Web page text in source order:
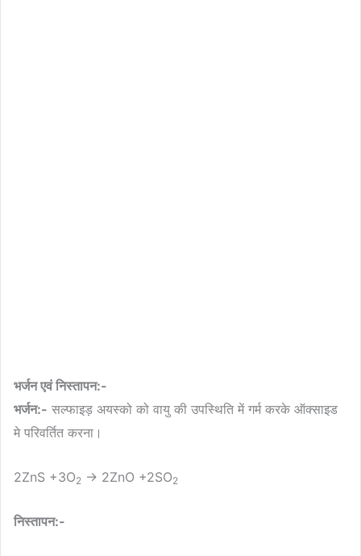
भर्जन एवं निस्तापन:-
भर्जन:- सल्फाइड़ अयस्को को वायु की उपस्थिति में गर्म करके ऑक्साइड
मे परिवर्तित करना।
2ZnS +3O2 → 2ZnO +2SO2
निस्तापन:-